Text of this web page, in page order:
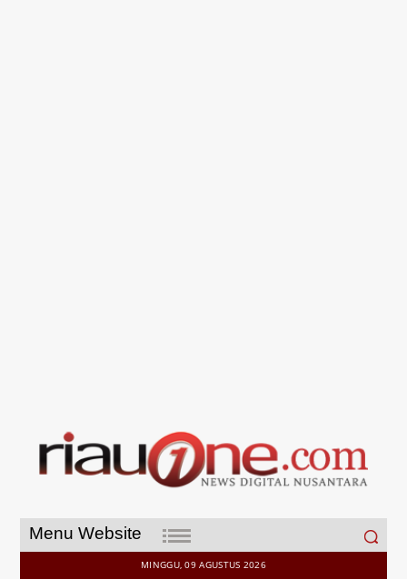
Menu Website
Search
for:
MINGGU, 09 AGUSTUS 2026